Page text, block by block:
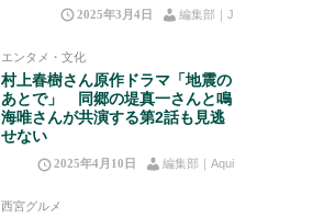
2025年3月4日 編集部｜J
エンタメ・文化
村上春樹さん原作ドラマ「地震の
あとで」 同郷の堤真一さんと鳴
海唯さんが共演する第2話も見逃
せない
2025年4月10日 編集部｜Aqui
西宮グルメ